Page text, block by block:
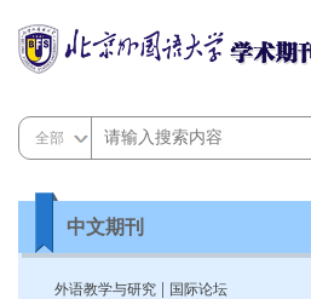
全部
中文期刊
外语教学与研究 国际论坛